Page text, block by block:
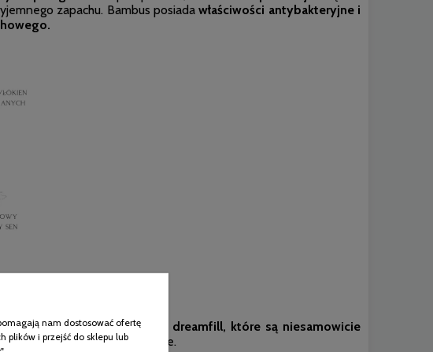
zapachu. Bambus posiadawłaściwości antybakteryjne i
wypełniona włóknami dreamfill, które są niesamowicie
, w lecie chłodzi w zimie grzeje.
nam dostosować ofertę
plików i przejść do sklepu lub